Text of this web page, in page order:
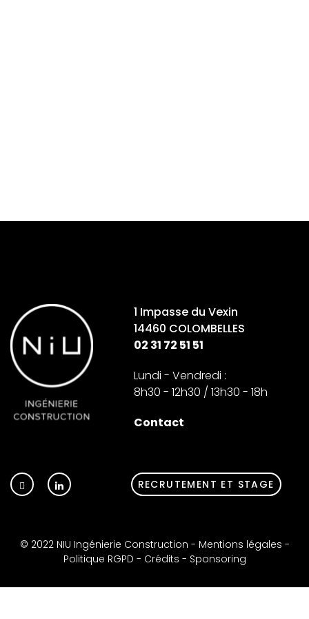
1 Impasse du Vexin
14460 COLOMBELLES
02 31 72 51 51
Lundi - Vendredi :
8h30 - 12h30 / 13h30 - 18h
Contact
RECRUTEMENT ET STAGE
© 2022 NIU Ingénierie Construction - Mentions légales -
Politique RGPD - Crédits - Sponsoring